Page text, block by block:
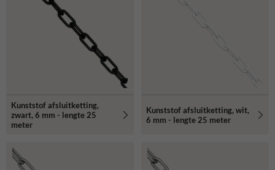
Kunststof afsluitketting,
zwart, 6 mm - lengte 25
meter
Kunststof afsluitketting, wit,
6 mm - lengte 25 meter